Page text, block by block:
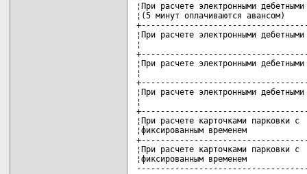
¦При расчете электронными
¦(5 минут оплачиваются
¦При расчете электронными
¦
¦При расчете электронными
¦
¦При расчете электронными
¦
¦При расчете карточками
¦фиксированным временем
¦При расчете карточками
¦фиксированным временем